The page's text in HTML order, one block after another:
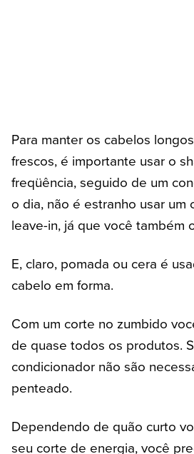
Para manter os cabelos
frescos, é importante usar o
freqüência, seguido de um
o dia, não é estranho usar um
leave-in, já que você também
E, claro, pomada ou cera é
cabelo em forma.
Com um corte no zumbido
de quase todos os produtos.
condicionador não são
penteado.
Dependendo de quão curto
seu corte de energia, você